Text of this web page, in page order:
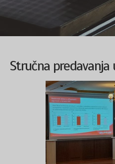
Stručna predavanja